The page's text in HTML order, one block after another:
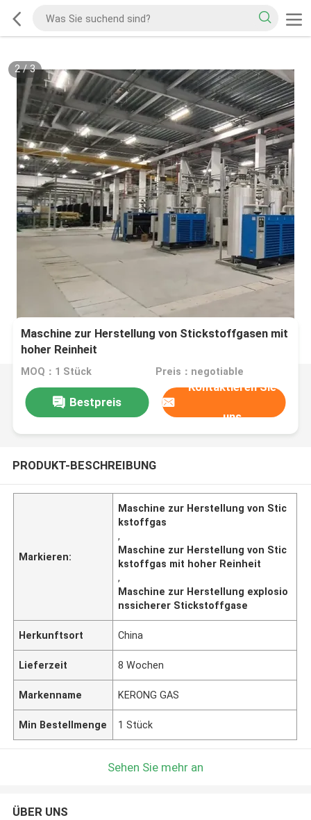
2/3
Maschine zur Herstellung von Stickstoffgasen mit
hoher Reinheit
MOQ：1 Stück Preis：negotiable
Bestpreis
Kontaktieren Sie
uns
PRODUKT-BESCHREIBUNG
Markieren:
Maschine zur Herstellung von Stic
kstoffgas
,
Maschine zur Herstellung von Stic
kstoffgas mit hoher Reinheit
,
Maschine zur Herstellung explosio
nssicherer Stickstoffgase
Herkunftsort China
Lieferzeit 8 Wochen
Markenname KERONG GAS
Min Bestellmenge 1 Stück
Sehen Sie mehr an
ÜBER UNS